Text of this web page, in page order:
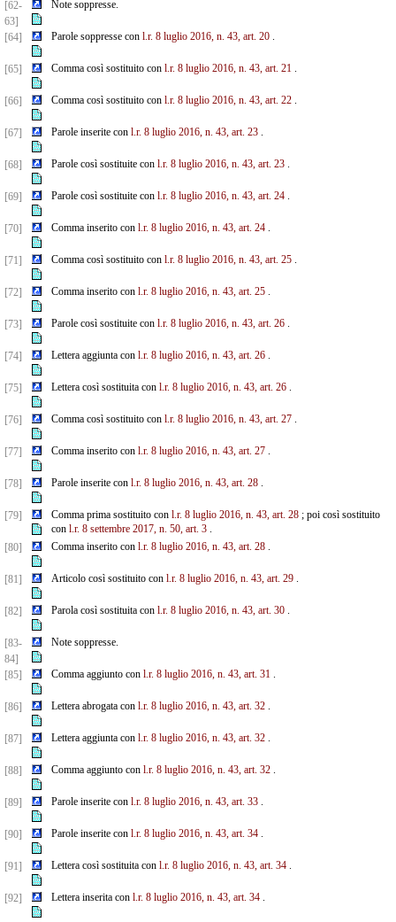
[62-
63]
Note soppresse.
[64] Parole soppresse con l.r. 8 luglio 2016, n. 43, art. 20.
[65] Comma così sostituito con l.r. 8 luglio 2016, n. 43, art. 21.
[66] Comma così sostituito con l.r. 8 luglio 2016, n. 43, art. 22.
[67] Parole inserite con l.r. 8 luglio 2016, n. 43, art. 23.
[68] Parole così sostituite con l.r. 8 luglio 2016, n. 43, art. 23.
[69] Parole così sostituite con l.r. 8 luglio 2016, n. 43, art. 24.
[70] Comma inserito con l.r. 8 luglio 2016, n. 43, art. 24.
[71] Comma così sostituito con l.r. 8 luglio 2016, n. 43, art. 25.
[72] Comma inserito con l.r. 8 luglio 2016, n. 43, art. 25.
[73] Parole così sostituite con l.r. 8 luglio 2016, n. 43, art. 26.
[74] Lettera aggiunta con l.r. 8 luglio 2016, n. 43, art. 26.
[75] Lettera così sostituita con l.r. 8 luglio 2016, n. 43, art. 26.
[76] Comma così sostituito con l.r. 8 luglio 2016, n. 43, art. 27.
[77] Comma inserito con l.r. 8 luglio 2016, n. 43, art. 27.
[78] Parole inserite con l.r. 8 luglio 2016, n. 43, art. 28.
[79] Comma prima sostituito con l.r. 8 luglio 2016, n. 43, art. 28; poi così sostituito
con l.r. 8 settembre 2017, n. 50, art. 3.
[80]
Comma inserito con l.r. 8 luglio 2016, n. 43, art. 28.
[81] Articolo così sostituito con l.r. 8 luglio 2016, n. 43, art. 29.
[82] Parola così sostituita con l.r. 8 luglio 2016, n. 43, art. 30.
[83-
84]
Note soppresse.
[85] Comma aggiunto con l.r. 8 luglio 2016, n. 43, art. 31.
[86] Lettera abrogata con l.r. 8 luglio 2016, n. 43, art. 32.
[87] Lettera aggiunta con l.r. 8 luglio 2016, n. 43, art. 32.
[88] Comma aggiunto con l.r. 8 luglio 2016, n. 43, art. 32.
[89] Parole inserite con l.r. 8 luglio 2016, n. 43, art. 33.
[90] Parole inserite con l.r. 8 luglio 2016, n. 43, art. 34.
[91] Lettera così sostituita con l.r. 8 luglio 2016, n. 43, art. 34.
[92] Lettera inserita con l.r. 8 luglio 2016, n. 43, art. 34.